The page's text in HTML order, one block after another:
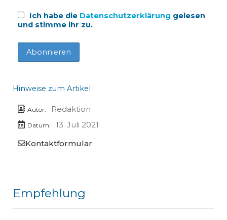
Ich habe die Datenschutzerklärung gelesen
und stimme ihr zu.
Hinweise zum Artikel
Autor: Redaktion
Datum:
13. Juli 2021
Kontaktformular
Empfehlung